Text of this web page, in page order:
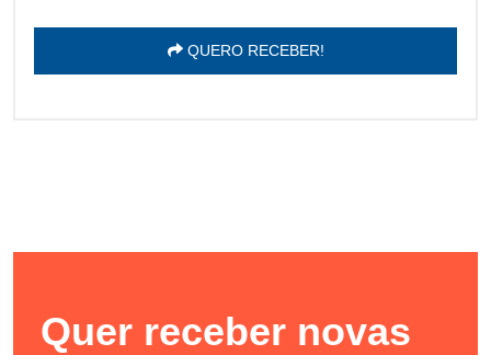
QUERO RECEBER!
Quer receber novas